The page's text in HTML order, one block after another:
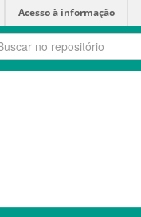
Acesso à informação